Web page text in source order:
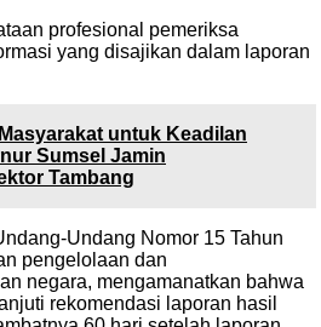
profesional pemeriksa
yang disajikan dalam laporan
untuk Keadilan
Sumsel Jamin
Tambang
Undang Nomor 15 Tahun
pengelolaan dan
negara, mengamanatkan bahwa
rekomendasi laporan hasil